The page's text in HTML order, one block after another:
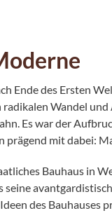
Ende des Ersten
Wandel
Es war der
prägend mit dabei:
Bauhaus in
des Bauhauses